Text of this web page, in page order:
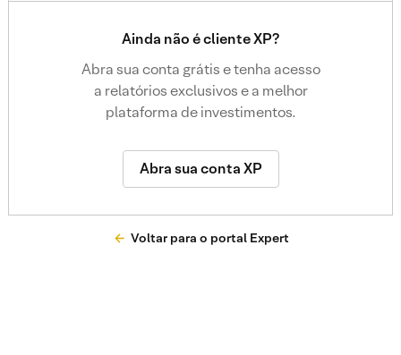
Ainda não é cliente XP?
Abra sua conta grátis e tenha acesso
a relatórios exclusivos e a melhor
plataforma de investimentos.
Abra sua conta XP
Voltar para o portal Expert